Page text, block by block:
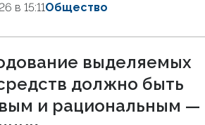
в 15:11Общество
выделяемых
должно быть
и рациональным —